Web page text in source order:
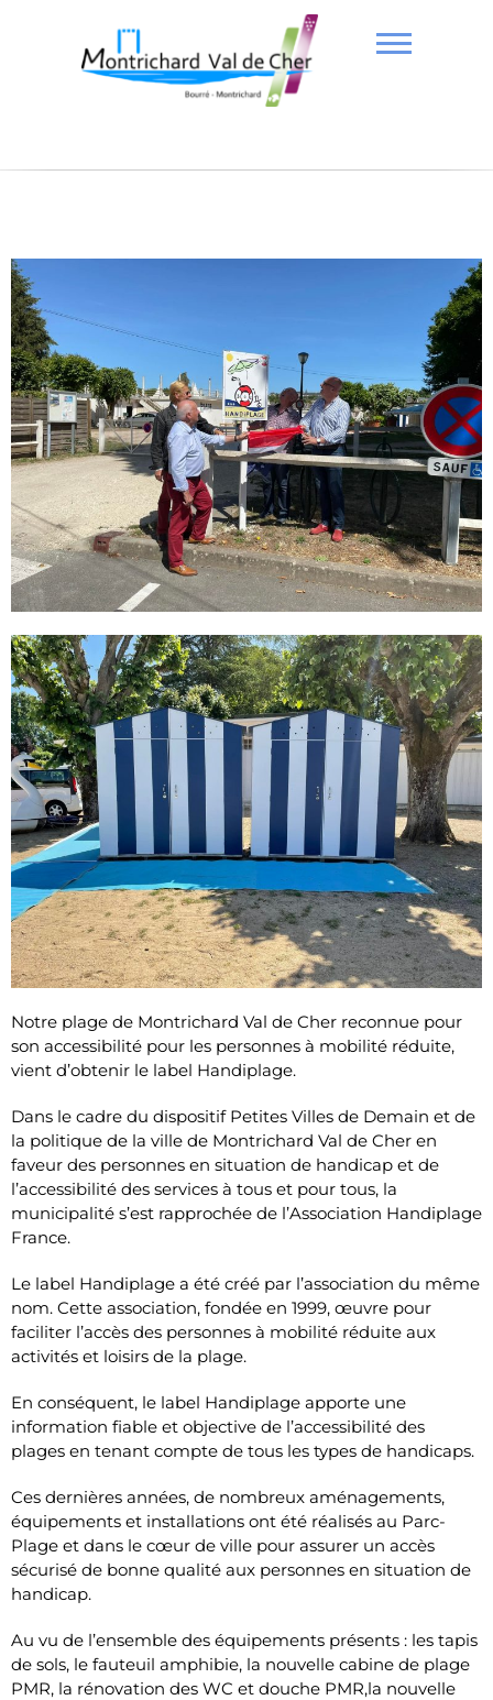
Notre plage de Montrichard Val de Cher reconnue pour
son accessibilité pour les personnes à mobilité réduite,
vient d’obtenir le label Handiplage.
Dans le cadre du dispositif Petites Villes de Demain et de
la politique de la ville de Montrichard Val de Cher en
faveur des personnes en situation de handicap et de
l’accessibilité des services à tous et pour tous, la
municipalité s’est rapprochée de l’Association Handiplage
France.
Le label Handiplage a été créé par l’association du même
nom. Cette association, fondée en 1999, œuvre pour
faciliter l’accès des personnes à mobilité réduite aux
activités et loisirs de la plage.
En conséquent, le label Handiplage apporte une
information fiable et objective de l’accessibilité des
plages en tenant compte de tous les types de handicaps.
Ces dernières années, de nombreux aménagements,
équipements et installations ont été réalisés au Parc-
Plage et dans le cœur de ville pour assurer un accès
sécurisé de bonne qualité aux personnes en situation de
handicap.
Au vu de l’ensemble des équipements présents : les tapis
de sols, le fauteuil amphibie, la nouvelle cabine de plage
PMR, la rénovation des WC et douche PMR,la nouvelle